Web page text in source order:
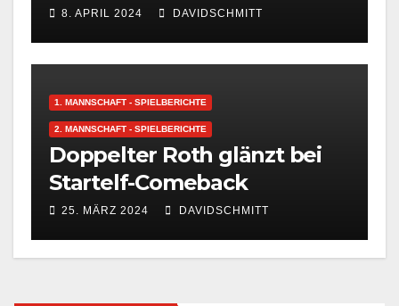
8. APRIL 2024 DAVIDSCHMITT
1. MANNSCHAFT - SPIELBERICHTE
2. MANNSCHAFT - SPIELBERICHTE
Doppelter Roth glänzt bei
Startelf-Comeback
25. MÄRZ 2024 DAVIDSCHMITT